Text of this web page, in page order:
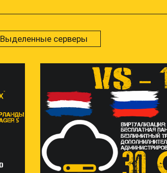
Выделенные серверы